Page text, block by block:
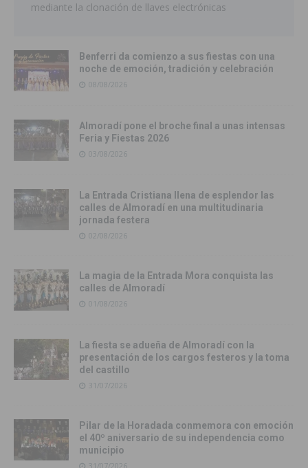
mediante la clonación de llaves electrónicas
Benferri da comienzo a sus fiestas con una
noche de emoción, tradición y celebración
08/08/2026
Almoradí pone el broche final a unas intensas
Feria y Fiestas 2026
03/08/2026
La Entrada Cristiana llena de esplendor las
calles de Almoradí en una multitudinaria
jornada festera
02/08/2026
La magia de la Entrada Mora conquista las
calles de Almoradí
01/08/2026
La fiesta se adueña de Almoradí con la
presentación de los cargos festeros y la toma
del castillo
31/07/2026
Pilar de la Horadada conmemora con emoción
el 40º aniversario de su independencia como
municipio
31/07/2026